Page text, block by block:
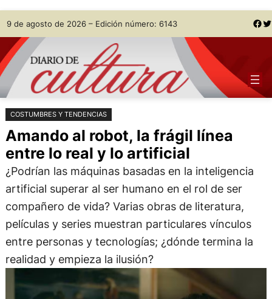
Saltar
al
contenido
Skip
to
content
9 de agosto de 2026 – Edición número: 6143 Facebook Twitter
COSTUMBRES Y TENDENCIAS
Amando al robot, la frágil línea
entre lo real y lo artificial
¿Podrían las máquinas basadas en la inteligencia
artificial superar al ser humano en el rol de ser
compañero de vida? Varias obras de literatura,
películas y series muestran particulares vínculos
entre personas y tecnologías; ¿dónde termina la
realidad y empieza la ilusión?